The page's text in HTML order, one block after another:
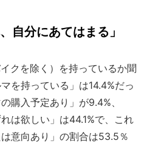
自分にあてはまる」
クを除く）を持っているか聞
を持っている」は14.4%だっ
購入予定あり」が9.4%、
は欲しい」は44.1%で、これ
意向あり」の割合は53.5％